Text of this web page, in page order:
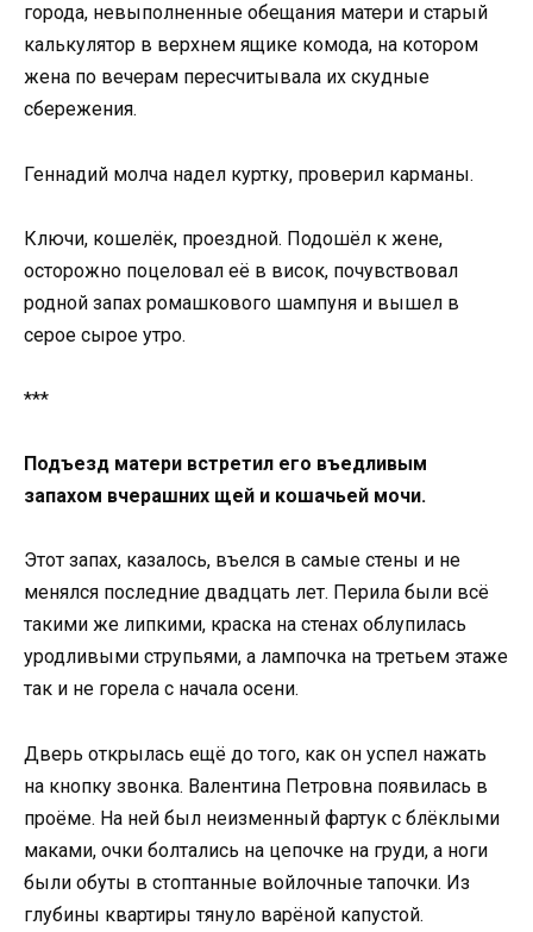
города, невыполненные обещания матери и старый
калькулятор в верхнем ящике комода, на котором
жена по вечерам пересчитывала их скудные
сбережения.
Геннадий молча надел куртку, проверил карманы.
Ключи, кошелёк, проездной. Подошёл к жене,
осторожно поцеловал её в висок, почувствовал
родной запах ромашкового шампуня и вышел в
серое сырое утро.
***
Подъезд матери встретил его въедливым
запахом вчерашних щей и кошачьей мочи.
Этот запах, казалось, въелся в самые стены и не
менялся последние двадцать лет. Перила были всё
такими же липкими, краска на стенах облупилась
уродливыми струпьями, а лампочка на третьем этаже
так и не горела с начала осени.
Дверь открылась ещё до того, как он успел нажать
на кнопку звонка. Валентина Петровна появилась в
проёме. На ней был неизменный фартук с блёклыми
маками, очки болтались на цепочке на груди, а ноги
были обуты в стоптанные войлочные тапочки. Из
глубины квартиры тянуло варёной капустой.